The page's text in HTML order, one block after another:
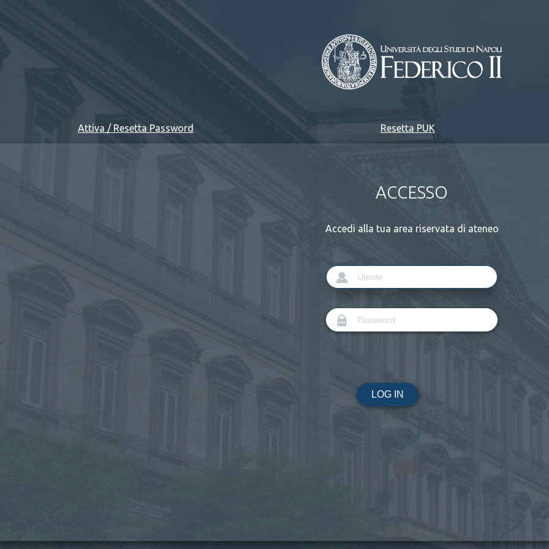
Attiva / Resetta Password Resetta PUK
ACCESSO
Accedi alla tua area riservata di ateneo